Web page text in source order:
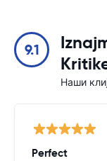
9.1
Наши
Perfect